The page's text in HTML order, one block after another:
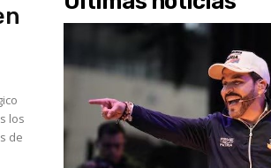
los
de